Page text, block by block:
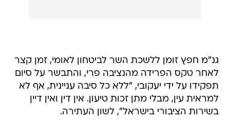
גנ"מ חפץ זומן ללשכת השר לביטחון לאומי, זמן קצר
לאחר טקס הפרידה מהנציבה פרי, והתבשר על סיום
תפקידו על ידי יעקובי, "ללא כל סיבה עניינית, אף לא
למראית עין, מבלי מתן זכות טיעון. אין דין ואין דיין
בשירות הציבורי בישראל", לשון העתירה.